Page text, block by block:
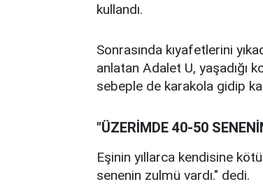
kullandı.
Sonrasında kıyafetlerini
anlatan Adalet U, yaşadığı
sebeple de karakola gidip
"ÜZERİMDE 40-50
Eşinin yıllarca kendisine
senenin zulmü vardı." dedi.